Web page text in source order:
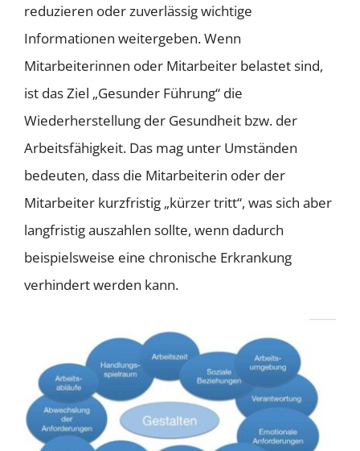
reduzieren oder zuverlässig wichtige
Informationen weitergeben. Wenn
Mitarbeiterinnen oder Mitarbeiter belastet sind,
ist das Ziel „Gesunder Führung“ die
Wiederherstellung der Gesundheit bzw. der
Arbeitsfähigkeit. Das mag unter Umständen
bedeuten, dass die Mitarbeiterin oder der
Mitarbeiter kurzfristig „kürzer tritt“, was sich aber
langfristig auszahlen sollte, wenn dadurch
beispielsweise eine chronische Erkrankung
verhindert werden kann.